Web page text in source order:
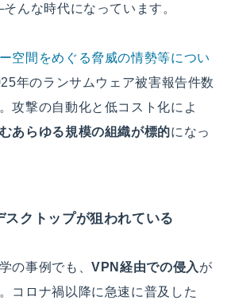
んな時代になっています。
空間をめぐる脅威の情勢等につい
年のランサムウェア被害報告件数
攻撃の自動化と低コスト化によ
あらゆる規模の組織が標的になっ
スクトップが狙われている
の事例でも、VPN経由での侵入 が
コロナ禍以降に急速に普及した